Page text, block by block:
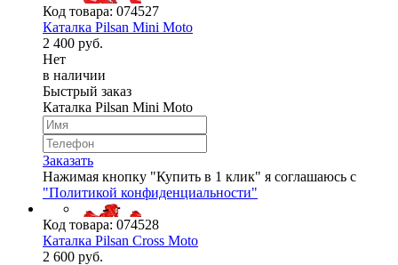
Код товара: 074527
Каталка Pilsan Mini Moto
2 400 руб.
Нет
в наличии
Быстрый заказ
Каталка Pilsan Mini Moto
Заказать
Нажимая кнопку "Купить в 1 клик" я соглашаюсь с
"Политикой конфиденциальности"
Код товара: 074528
Каталка Pilsan Cross Moto
2 600 руб.